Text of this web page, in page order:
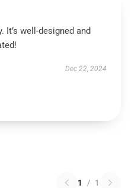
well-designed and
Dec 22, 2024
1 / 1